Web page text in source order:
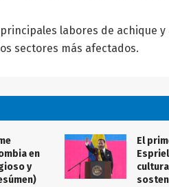
labores de achique
sectores más afectados.
en
y
El